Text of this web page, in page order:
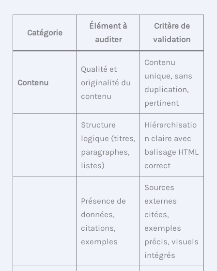
Catégorie
Élément à
auditer
Critère de
validation
Contenu
Qualité et
originalité du
contenu
Contenu
unique, sans
duplication,
pertinent
Structure
logique (titres,
paragraphes,
listes)
Hiérarchisatio
n claire avec
balisage HTML
correct
Présence de
données,
citations,
exemples
Sources
externes
citées,
exemples
précis, visuels
intégrés